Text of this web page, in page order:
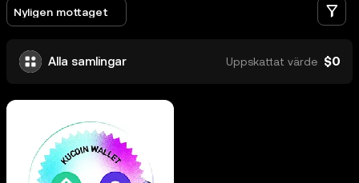
Nyligen mottaget
Alla samlingar Uppskattat värde $0